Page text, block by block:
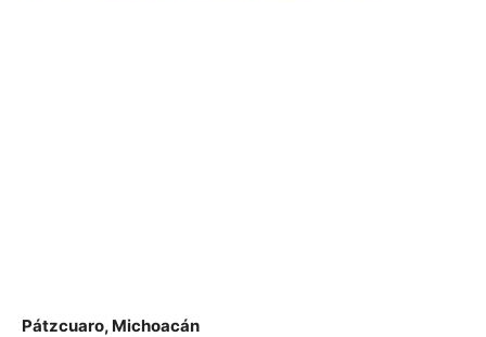
Pátzcuaro, Michoacán